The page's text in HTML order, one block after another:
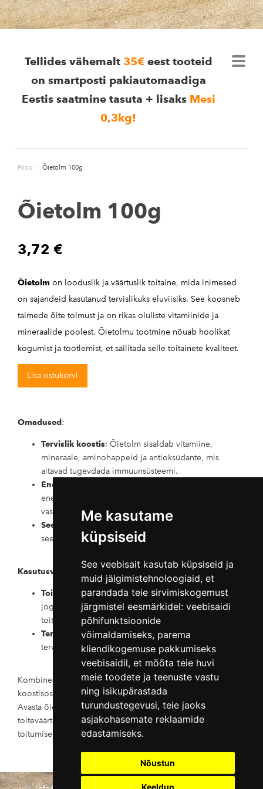
Me kasutame
küpsiseid
See veebisait kasutab küpsiseid ja
muid jälgimistehnoloogiaid, et
parandada teie sirvimiskogemust
järgmistel eesmärkidel: veebisaidi
põhifunktsioonide
võimaldamiseks, parema
kliendikogemuse pakkumiseks
veebisaidil, et mõõta teie huvi
meie toodete ja teenuste vastu
ning isikupärastada
turundustegevusi, teie jaoks
asjakohasemate reklaamide
edastamiseks.
Nõustun
Keeldun
Tellides vähemalt 35€ eest tooteid
on smartposti pakiautomaadiga
Eestis saatmine tasuta + lisaks Mesi
0,3kg!
Pood Õietolm 100g
Õietolm 100g
3,72 €
Õietolm on looduslik ja väärtuslik toitaine, mida inimesed
on sajandeid kasutanud tervislikuks eluviisiks. See koosneb
taimede õite tolmust ja on rikas oluliste vitamiinide ja
mineraalide poolest. Õietolmu tootmine nõuab hoolikat
kogumist ja töötlemist, et säilitada selle toitainete kvaliteet.
Lisa ostukorvi
Omadused:
Tervislik koostis: Õietolm sisaldab vitamiine,
mineraale, aminohappeid ja antioksüdante, mis
aitavad tugevdada immuunsüsteemi.
Energiat andev
energiat, mis võib parandada elujõudu ja
vastupidavust.
Seedimise toetamine
seedesüsteemi tervist ja soolestiku mikrofloorat.
Kasutusvaldkonnad
Toidulisand: Õietolmu on kerge lisada smuutidesse,
jogurtitesse või salatitesse, suurendades nende
toiteväärtust ja maitseomadusi.
Tervislikud eluviisid: Õietolm sobib ideaalselt
tervisliku toitumise ja aktiivse elustiili toetamiseks.
Kombineeri õietolmu mee või muude tervislike
koostisosadega, et luua unikaalseid toiduelamusi.
Avasta õietolmu looduslikud eelised ja naudi selle
toiteväärtust täis superfoodi võlu oma igapäevases
toitumises.